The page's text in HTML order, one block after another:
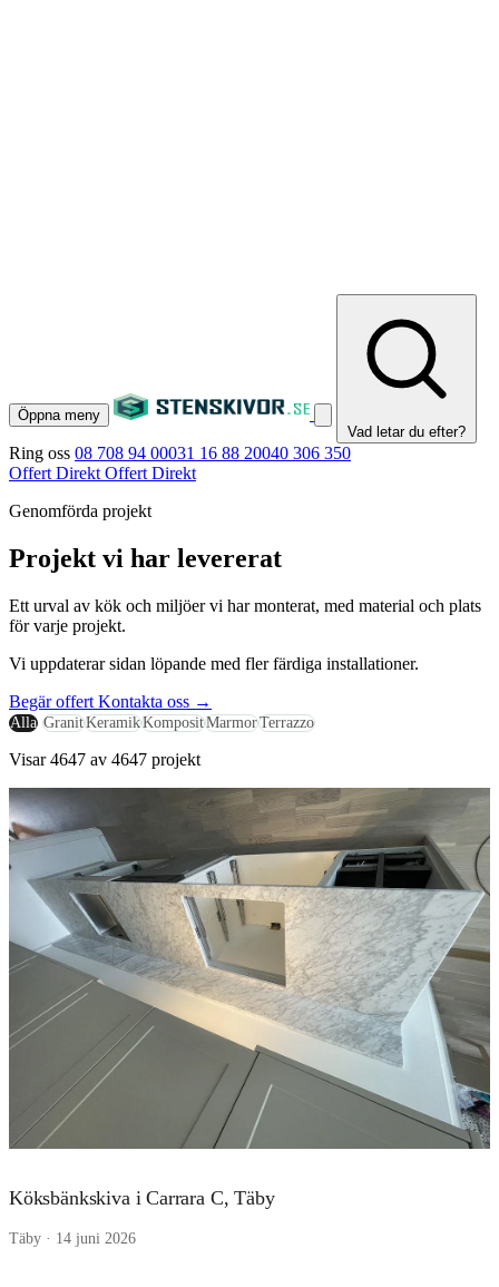
Öppna meny
Vad letar du efter?
Ring oss 08 708 94 00031 16 88 20040 306 350
Offert Direkt Offert Direkt
Genomförda projekt
Projekt vi har levererat
Ett urval av kök och miljöer vi har monterat, med material och plats
för varje projekt.
Vi uppdaterar sidan löpande med fler färdiga installationer.
Begär offert Kontakta oss →
Alla GranitKeramikKompositMarmorTerrazzo
Visar 4647 av 4647 projekt
Köksbänkskiva i Carrara C, Täby
Täby · 14 juni 2026